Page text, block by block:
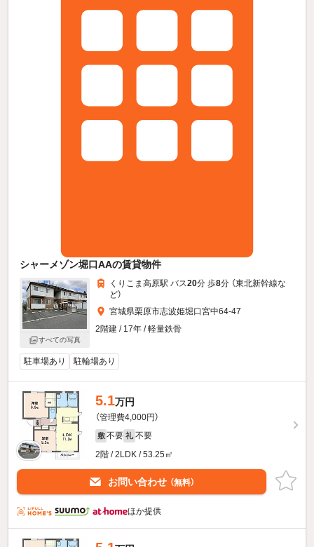
シャーメゾン堀口AAの賃貸物件
すべての写真
くりこま高原駅 バス20分 歩8分 （東北新幹線な
ど）
宮城県栗原市志波姫堀口宮中64-47
2階建 / 17年 / 軽量鉄骨
駐車場あり 駐輪場あり
5.1万円
（管理費4,000円）
敷 不要 礼 不要
2階 / 2LDK / 53.25㎡
お問い合わせ （無料）
ほか提供